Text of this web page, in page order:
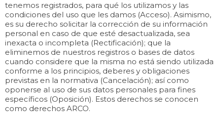
tenemos registrados, para qué los utilizamos y las
condiciones del uso que les damos (Acceso). Asimismo,
es su derecho solicitar la corrección de su información
personal en caso de que esté desactualizada, sea
inexacta o incompleta (Rectificación); que la
eliminemos de nuestros registros o bases de datos
cuando considere que la misma no está siendo utilizada
conforme a los principios, deberes y obligaciones
previstas en la normativa (Cancelación); así como
oponerse al uso de sus datos personales para fines
específicos (Oposición). Estos derechos se conocen
como derechos ARCO.